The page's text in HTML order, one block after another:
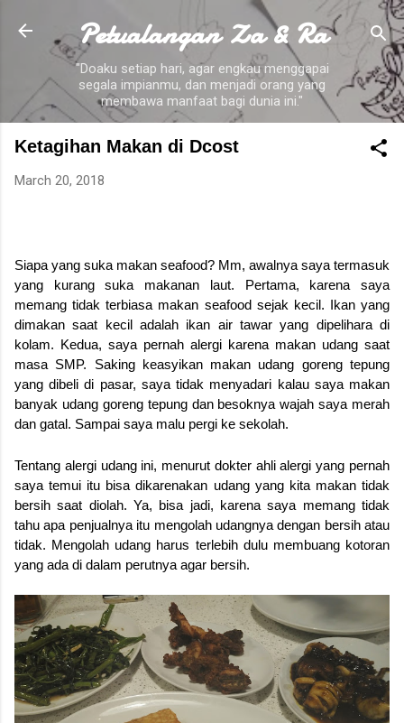
Skip to main content
Petualangan Za & Ra
"Doaku setiap hari, agar engkau menggapai
segala impianmu, dan menjadi orang yang
membawa manfaat bagi dunia ini."
Ketagihan Makan di Dcost
March 20, 2018
Siapa yang suka makan seafood? Mm, awalnya saya termasuk
yang kurang suka makanan laut. Pertama, karena saya
memang tidak terbiasa makan seafood sejak kecil. Ikan yang
dimakan saat kecil adalah ikan air tawar yang dipelihara di
kolam. Kedua, saya pernah alergi karena makan udang saat
masa SMP. Saking keasyikan makan udang goreng tepung
yang dibeli di pasar, saya tidak menyadari kalau saya makan
banyak udang goreng tepung dan besoknya wajah saya merah
dan gatal. Sampai saya malu pergi ke sekolah.
Tentang alergi udang ini, menurut dokter ahli alergi yang pernah
saya temui itu bisa dikarenakan udang yang kita makan tidak
bersih saat diolah. Ya, bisa jadi, karena saya memang tidak
tahu apa penjualnya itu mengolah udangnya dengan bersih atau
tidak. Mengolah udang harus terlebih dulu membuang kotoran
yang ada di dalam perutnya agar bersih.